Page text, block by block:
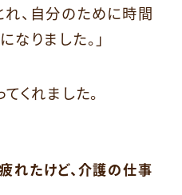
、自分のために時間
なりました。」
くれました。
れたけど、介護の仕事